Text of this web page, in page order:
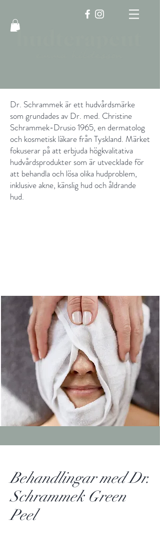
Dr. Schrammek är ett hudvårdsmärke
som grundades av Dr. med. Christine
Schrammek-Drusio 1965, en dermatolog
och kosmetisk läkare från Tyskland. Märket
fokuserar på att erbjuda högkvalitativa
hudvårdsprodukter som är utvecklade för
att behandla och lösa olika hudproblem,
inklusive akne, känslig hud och åldrande
hud.
Behandlingar med Dr.
Schrammek Green
Peel